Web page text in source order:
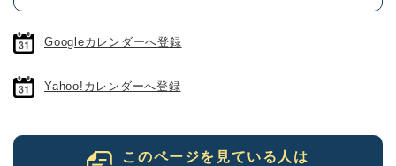
Googleカレンダーへ登録
Yahoo!カレンダーへ登録
このページを見ている人は